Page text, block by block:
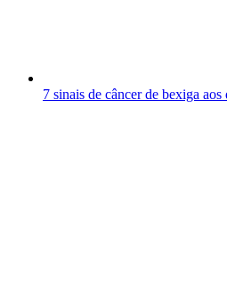
7 sinais de câncer de bexiga